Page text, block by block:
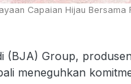
Capaian Hijau Bersama
(BJA) Group,
meneguhkan